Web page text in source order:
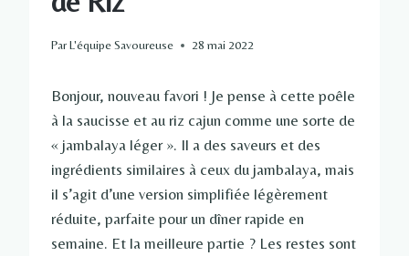
ParL'équipe Savoureuse 28 mai 2022
Bonjour, nouveau favori ! Je pense à cette poêle
à la saucisse et au riz cajun comme une sorte de
« jambalaya léger ». Il a des saveurs et des
ingrédients similaires à ceux du jambalaya, mais
il s’agit d’une version simplifiée légèrement
réduite, parfaite pour un dîner rapide en
semaine. Et la meilleure partie ? Les restes sont